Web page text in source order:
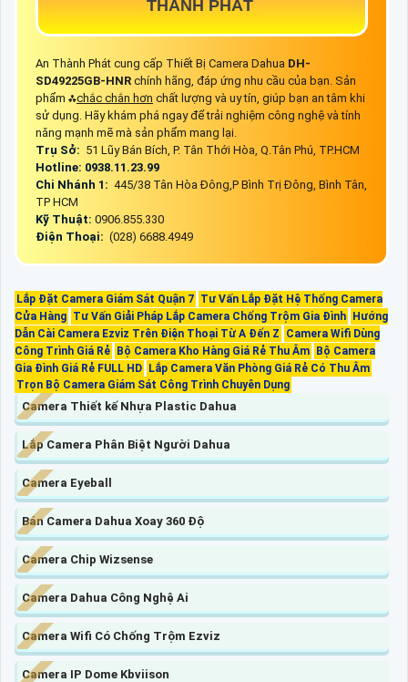
THÀNH PHÁT
An Thành Phát cung cấp Thiết Bị Camera Dahua DH-
SD49225GB-HNR chính hãng, đáp ứng nhu cầu của bạn. Sản
phẩm ⁂chắc chắn hơn chất lượng và uy tín, giúp bạn an tâm khi
sử dụng. Hãy khám phá ngay để trải nghiệm công nghệ và tính
năng mạnh mẽ mà sản phẩm mang lại.
Trụ Sở: 51 Lũy Bán Bích, P. Tân Thới Hòa, Q.Tân Phú, TP.HCM
Hotline: 0938.11.23.99
Chi Nhánh 1: 445/38 Tân Hòa Đông,P Bình Trị Đông, Bình Tân,
TP HCM
Kỹ Thuật: 0906.855.330
Điện Thoại: (028) 6688.4949
Lắp Đặt Camera Giám Sát Quận 7 Tư Vấn Lắp Đặt Hệ Thống Camera
Cửa Hàng Tư Vấn Giải Pháp Lắp Camera Chống Trộm Gia Đình Hướng
Dẫn Cài Camera Ezviz Trên Điện Thoại Từ A Đến Z
Camera Wifi Dùng
Công Trình Giá Rẻ Bộ Camera Kho Hàng Giá Rẻ Thu Âm Bộ Camera
Gia Đình Giá Rẻ FULL HD Lắp Camera Văn Phòng Giá Rẻ Có Thu Âm
Trọn Bộ Camera Giám Sát Công Trình Chuyên Dụng
Camera Thiết kế Nhựa Plastic Dahua
Lắp Camera Phân Biệt Người Dahua
Camera Eyeball
Bán Camera Dahua Xoay 360 Độ
Camera Chip Wizsense
Camera Dahua Công Nghệ Ai
Camera Wifi Có Chống Trộm Ezviz
Camera IP Dome Kbviison